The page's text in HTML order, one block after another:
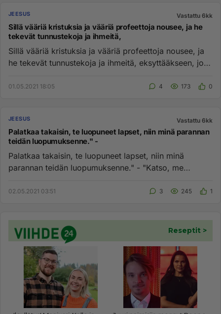
JEESUS Vastattu 6kk
Sillä vääriä kristuksia ja vääriä profeettoja nousee, ja he
tekevät tunnustekoja ja ihmeitä,
Sillä vääriä kristuksia ja vääriä profeettoja nousee, ja
he tekevät tunnustekoja ja ihmeitä, eksyttääkseen, jos
01.05.2021 18:05 4 173 0
JEESUS Vastattu 6kk
Palatkaa takaisin, te luopuneet lapset, niin minä parannan
teidän luopumuksenne." -
Palatkaa takaisin, te luopuneet lapset, niin minä
parannan teidän luopumuksenne." - "Katso, me
02.05.2021 03:51 3 245 1